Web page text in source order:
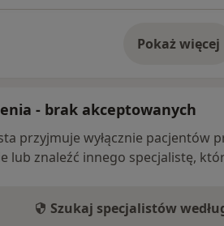
Pokaż więcej
o
- brak akceptowanych
przyjmuje wyłącznie pacjentów
lub znaleźć innego specjalistę,
Szukaj specjalistów